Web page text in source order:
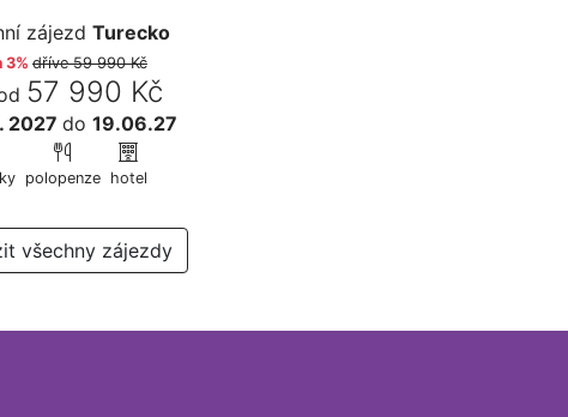
zájezd Turecko
3% dříve59 990 Kč
57 990 Kč
2027 do 19.06.27
polopenze hotel
všechny zájezdy